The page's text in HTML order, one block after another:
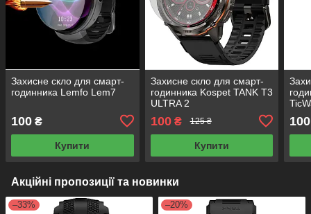
Захисне скло для смарт-
годинника Lemfo Lem7
100 ₴
Купити
Захисне скло для смарт-
годинника Kospet TANK T3
ULTRA 2
100₴ 125 ₴
Купити
100
Акційні пропозиції та новинки
–33% –20%